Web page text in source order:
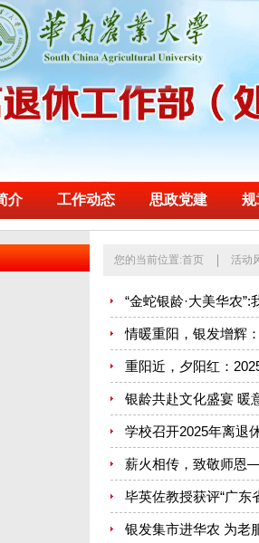
介 工作动态 思政党建 规
您的当前位置:首页 活动
“金蛇银龄·大美华农
情暖重阳，银发增辉
重阳近，夕阳红：
银龄共赴文化盛宴
学校召开2025年离退
薪火相传，致敬师恩
毕英佐教授获评“广东
银发集市进华农 为老